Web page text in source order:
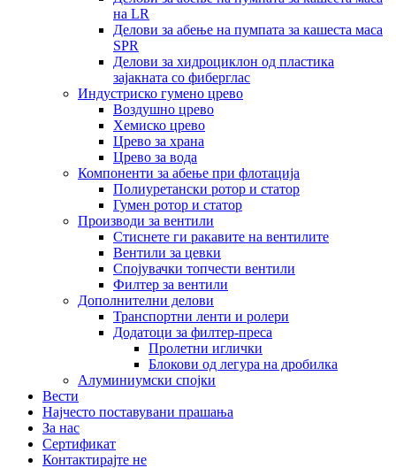
на LR
Делови за абење на пумпата за кашеста маса
SPR
Делови за хидроциклон од пластика
зајакната со фиберглас
Индустриско гумено црево
Воздушно црево
Хемиско црево
Црево за храна
Црево за вода
Компоненти за абење при флотација
Полиуретански ротор и статор
Гумен ротор и статор
Производи за вентили
Стиснете ги ракавите на вентилите
Вентили за цевки
Спојувачки топчести вентили
Филтер за вентили
Дополнителни делови
Транспортни ленти и ролери
Додатоци за филтер-преса
Пролетни иглички
Блокови од легура на дробилка
Алуминиумски спојки
Вести
Најчесто поставувани прашања
За нас
Сертификат
Контактирајте не